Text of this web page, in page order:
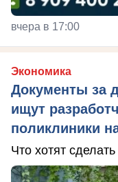
вчера в 17:00
Экономика
Документы за
ищут
поликлиники
Что хотят сделать